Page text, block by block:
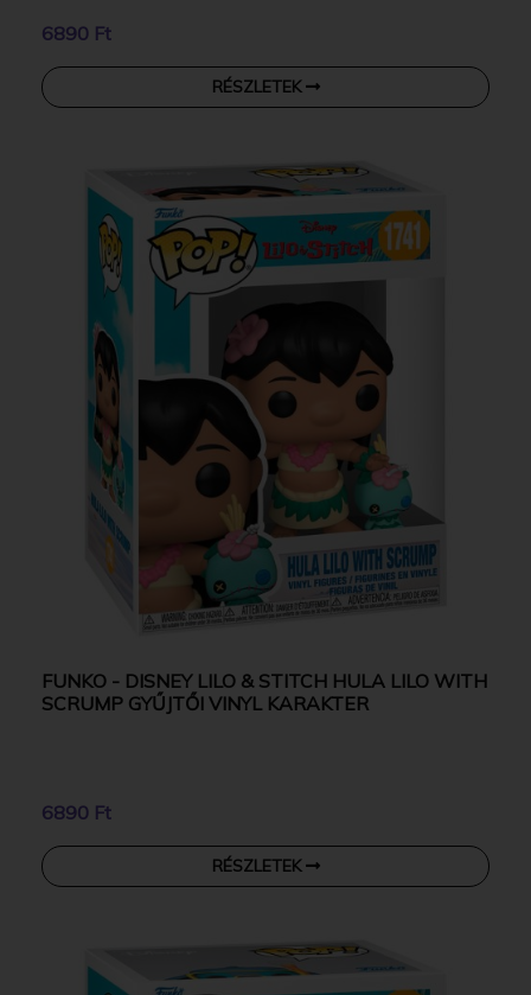
6890 Ft
RÉSZLETEK
FUNKO - DISNEY LILO & STITCH HULA LILO WITH
SCRUMP GYŰJTŐI VINYL KARAKTER
6890 Ft
RÉSZLETEK